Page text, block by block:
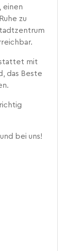
einen
zu
mit
das Beste
bei uns!